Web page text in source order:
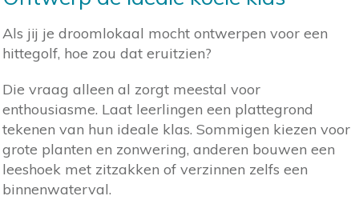
Als jij je droomlokaal mocht ontwerpen voor een
hittegolf, hoe zou dat eruitzien?
Die vraag alleen al zorgt meestal voor
enthousiasme. Laat leerlingen een plattegrond
tekenen van hun ideale klas. Sommigen kiezen voor
grote planten en zonwering, anderen bouwen een
leeshoek met zitzakken of verzinnen zelfs een
binnenwaterval.